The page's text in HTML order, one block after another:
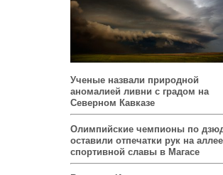
Ученые назвали природной
аномалией ливни с градом на
Северном Кавказе
Олимпийские чемпионы по
оставили отпечатки рук на аллее
спортивной славы в Магасе